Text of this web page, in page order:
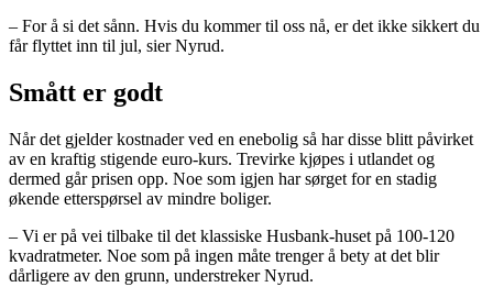
– For å si det sånn. Hvis du kommer til oss nå, er det ikke sikkert du
får flyttet inn til jul, sier Nyrud.
Smått er godt
Når det gjelder kostnader ved en enebolig så har disse blitt påvirket
av en kraftig stigende euro-kurs. Trevirke kjøpes i utlandet og
dermed går prisen opp. Noe som igjen har sørget for en stadig
økende etterspørsel av mindre boliger.
– Vi er på vei tilbake til det klassiske Husbank-huset på 100-120
kvadratmeter. Noe som på ingen måte trenger å bety at det blir
dårligere av den grunn, understreker Nyrud.